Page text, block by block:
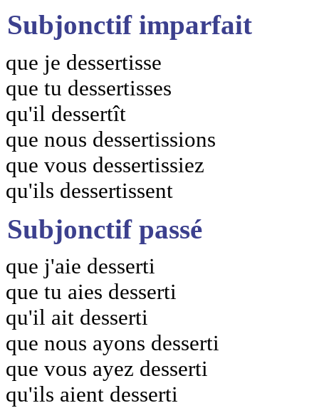
Subjonctif imparfait
que je dessertisse
que tu dessertisses
qu'il dessertît
que nous dessertissions
que vous dessertissiez
qu'ils dessertissent
Subjonctif passé
que j'aie desserti
que tu aies desserti
qu'il ait desserti
que nous ayons desserti
que vous ayez desserti
qu'ils aient desserti